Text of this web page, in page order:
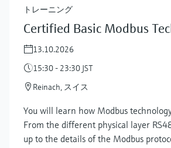
トレーニング
Certified Basic Modbus
13.10.2026
15:30 - 23:30 JST
Reinach, スイス
You will learn how Modbus
From the different physical layer
up to the details of the Modbus